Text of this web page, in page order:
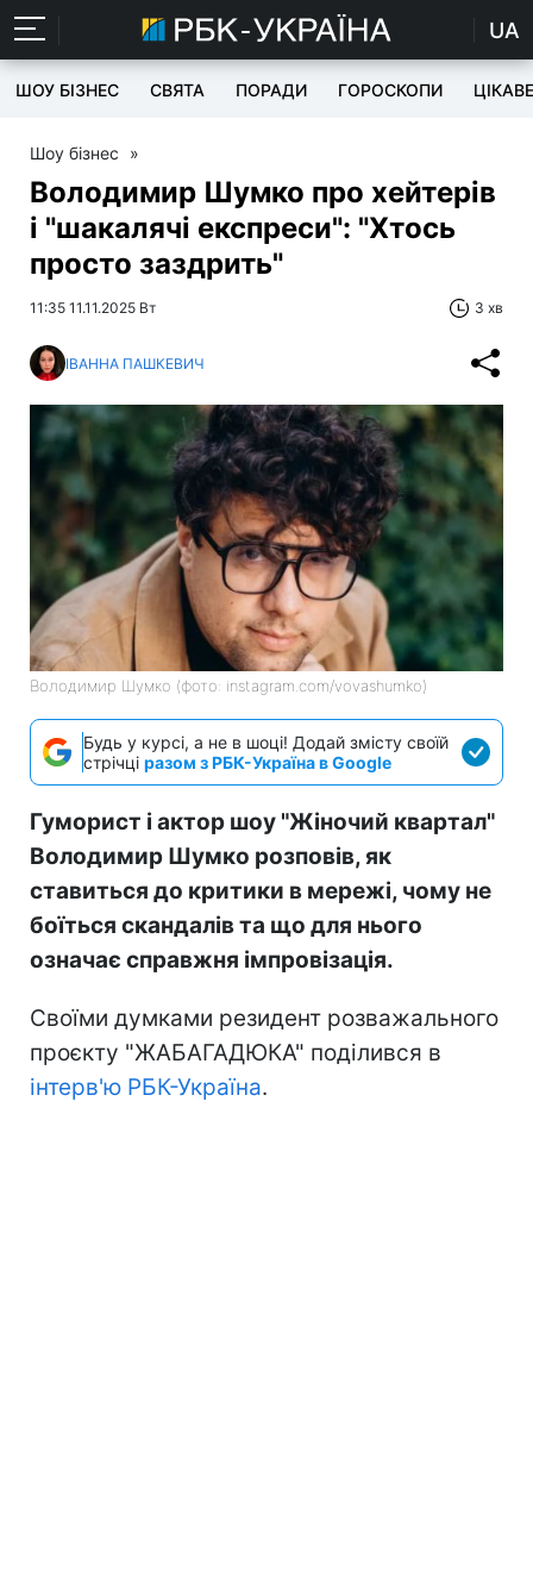
UA
ШОУ БІЗНЕС СВЯТА ПОРАДИ ГОРОСКОПИ ЦІКАВЕ
Шоу бізнес »
Володимир Шумко про хейтерів
і "шакалячі експреси": "Хтось
просто заздрить"
11:35 11.11.2025 Вт 3 хв
ІВАННА ПАШКЕВИЧ
Володимир Шумко (фото: instagram.com/vovashumko)
Будь у курсі, а не в шоці! Додай змісту своїй
стрічці разом з РБК-Україна в Google
Гуморист і актор шоу "Жіночий квартал"
Володимир Шумко розповів, як
ставиться до критики в мережі, чому не
боїться скандалів та що для нього
означає справжня імпровізація.
Своїми думками резидент розважального
проєкту "ЖАБАГАДЮКА" поділився в
інтерв'ю РБК-Україна.